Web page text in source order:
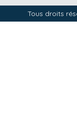
Tous droits